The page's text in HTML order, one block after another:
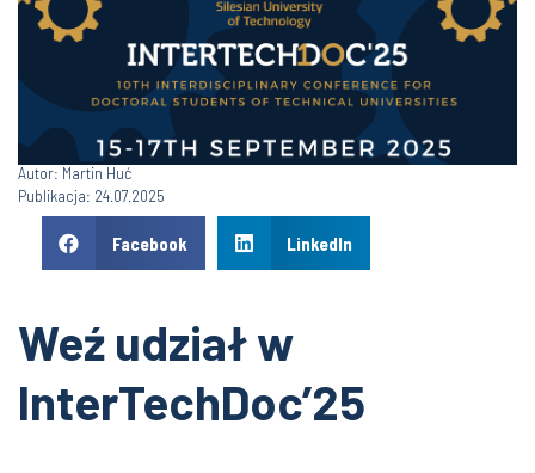
Autor: Martin Huć
Publikacja: 24.07.2025
Facebook LinkedIn
Weź udział w
InterTechDoc’25